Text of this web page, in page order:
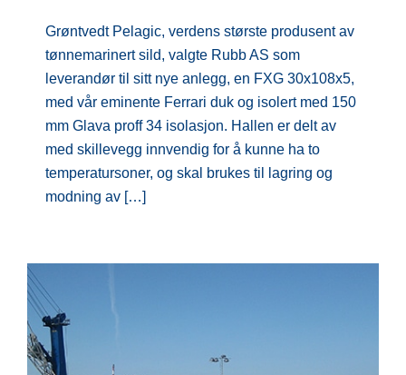
Grøntvedt Pelagic, verdens største produsent av
tønnemarinert sild, valgte Rubb AS som
leverandør til sitt nye anlegg, en FXG 30x108x5,
med vår eminente Ferrari duk og isolert med 150
mm Glava proff 34 isolasjon. Hallen er delt av
med skillevegg innvendig for å kunne ha to
temperatursoner, og skal brukes til lagring og
modning av […]